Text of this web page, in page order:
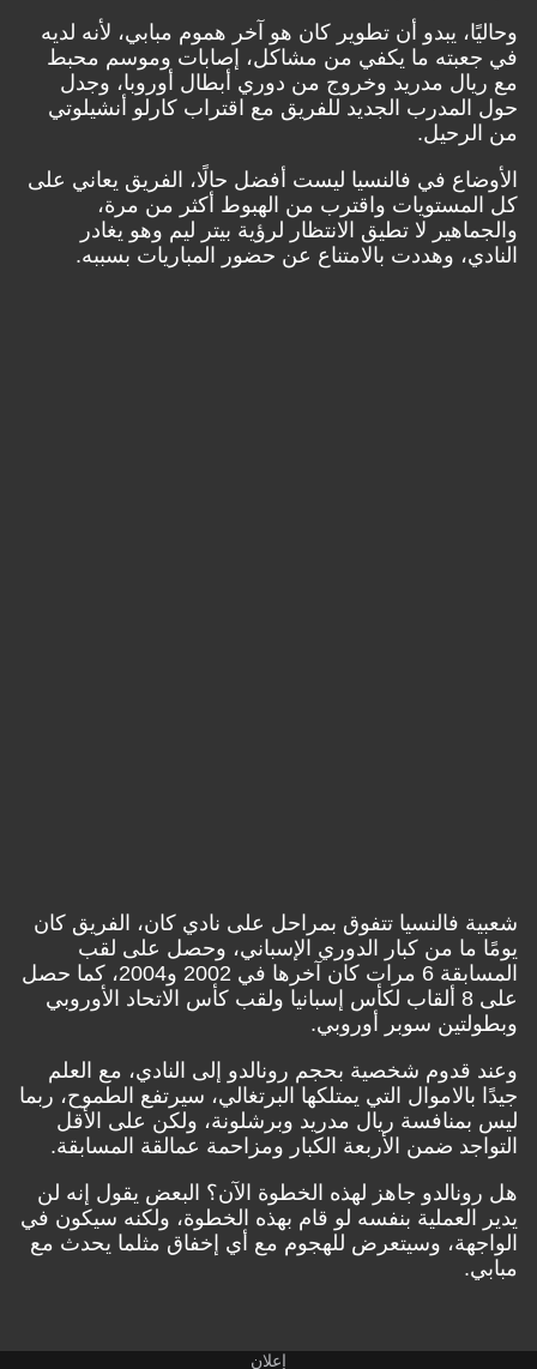
وحاليًا، يبدو أن تطوير كان هو آخر هموم مبابي، لأنه لديه
في جعبته ما يكفي من مشاكل، إصابات وموسم محبط
مع ريال مدريد وخروج من دوري أبطال أوروبا، وجدل
حول المدرب الجديد للفريق مع اقتراب كارلو أنشيلوتي
من الرحيل.
الأوضاع في فالنسيا ليست أفضل حالًا، الفريق يعاني على
كل المستويات واقترب من الهبوط أكثر من مرة،
والجماهير لا تطيق الانتظار لرؤية بيتر ليم وهو يغادر
النادي، وهددت بالامتناع عن حضور المباريات بسببه.
شعبية فالنسيا تتفوق بمراحل على نادي كان، الفريق كان
يومًا ما من كبار الدوري الإسباني، وحصل على لقب
المسابقة 6 مرات كان آخرها في 2002 و2004، كما حصل
على 8 ألقاب لكأس إسبانيا ولقب كأس الاتحاد الأوروبي
وبطولتين سوبر أوروبي.
وعند قدوم شخصية بحجم رونالدو إلى النادي، مع العلم
جيدًا بالاموال التي يمتلكها البرتغالي، سيرتفع الطموح، ربما
ليس بمنافسة ريال مدريد وبرشلونة، ولكن على الأقل
التواجد ضمن الأربعة الكبار ومزاحمة عمالقة المسابقة.
هل رونالدو جاهز لهذه الخطوة الآن؟ البعض يقول إنه لن
يدير العملية بنفسه لو قام بهذه الخطوة، ولكنه سيكون في
الواجهة، وسيتعرض للهجوم مع أي إخفاق مثلما يحدث مع
مبابي.
إعلان